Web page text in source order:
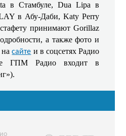
в Стамбуле, Dua Lipa в
в Абу-Даби, Katy Perry
принимают Gorillaz
а также фото и
насайте и в соцсетях Радио
ГПМ Радио входит в